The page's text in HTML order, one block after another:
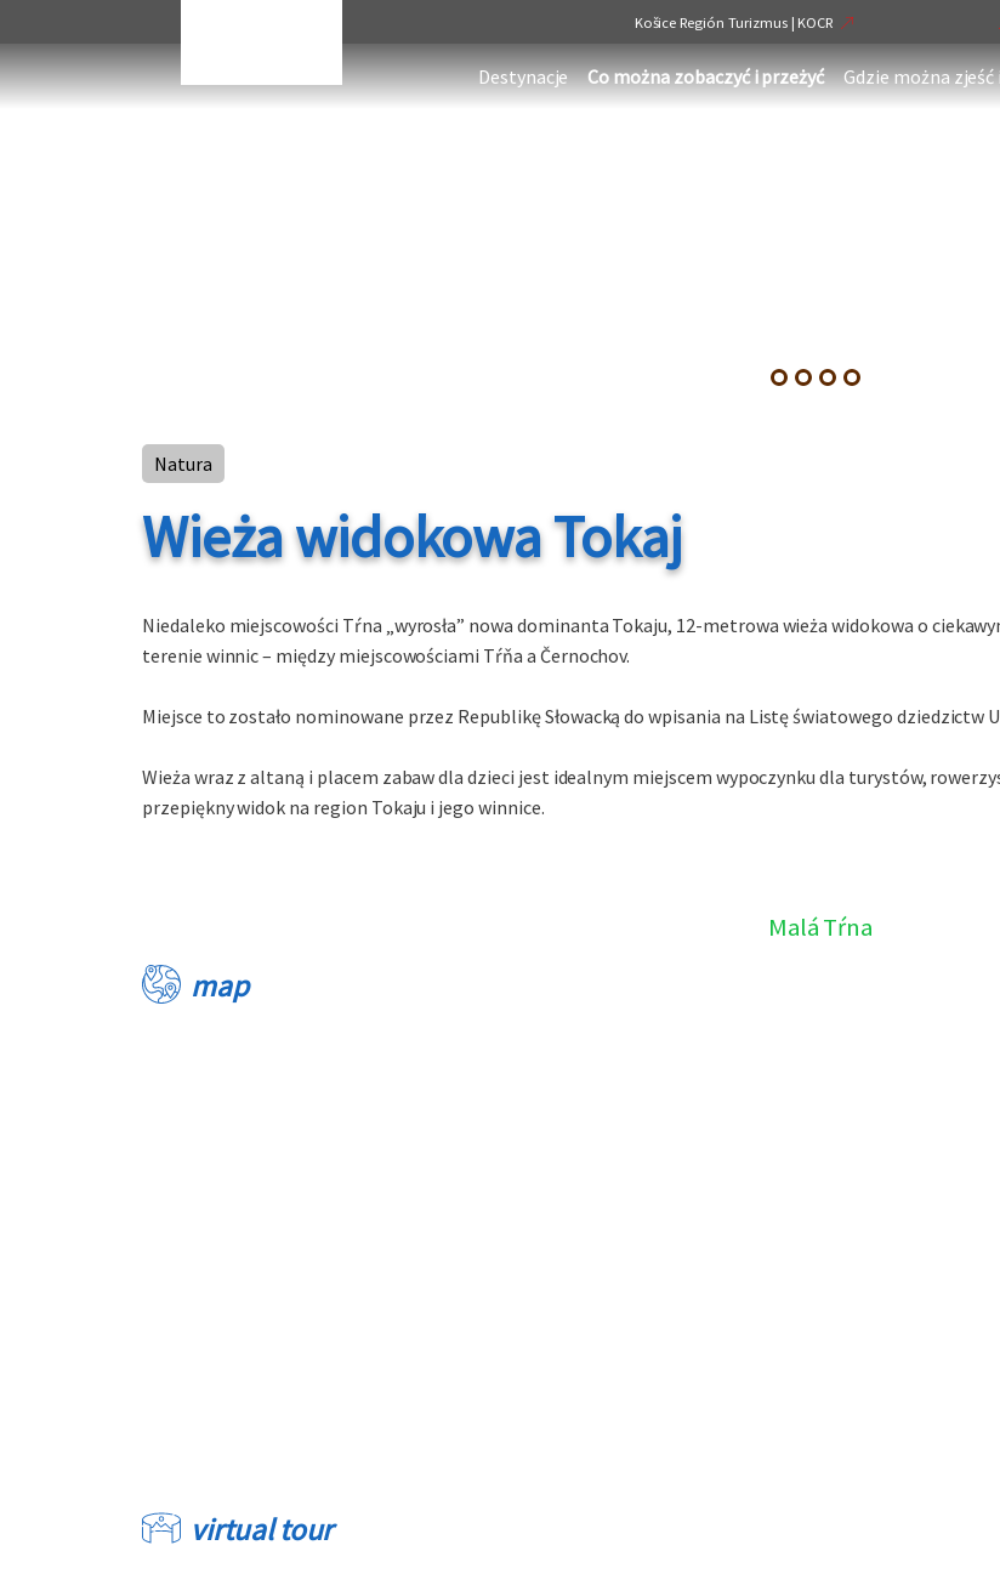
Košice Región Turizmus | KOCR
Destynacje Co można zobaczyć i przeżyć Gdzie można zjeść
Natura
Wieża widokowa Tokaj
Niedaleko miejscowości Tŕna „wyrosła” nowa dominanta Tokaju, 12-metrowa wieża widokowa o
terenie winnic – między miejscowościami Tŕňa a Černochov.
Miejsce to zostało nominowane przez Republikę Słowacką do wpisania na Listę światowego dziedzictw
Wieża wraz z altaną i placem zabaw dla dzieci jest idealnym miejscem wypoczynku dla turystów,
przepiękny widok na region Tokaju i jego winnice.
Malá Tŕna
map
virtual tour